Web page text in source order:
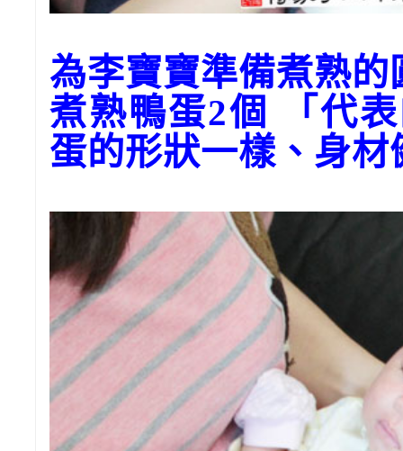
為李寶寶準備煮熟
煮熟鴨蛋2個 「代
蛋的形狀一樣、身材